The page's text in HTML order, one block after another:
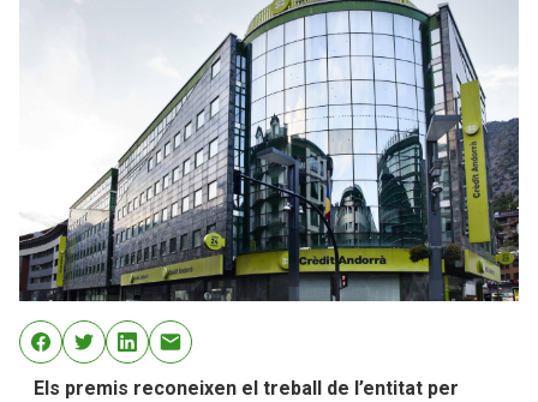
Els premis reconeixen el treball de l’entitat per